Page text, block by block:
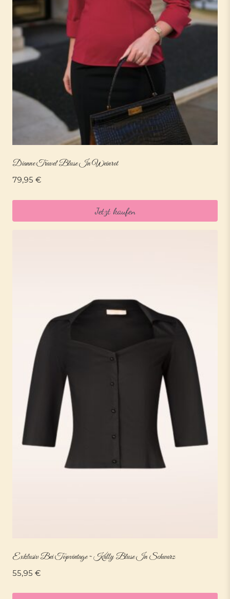
Dianne Travel Bluse In Weinrot
79,95 €
Jetzt kaufen
Exklusiv Bei Topvintage ~ Katty Bluse In Schwarz
55,95 €